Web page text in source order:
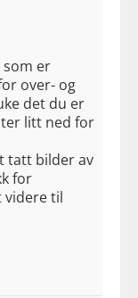
som er
over- og
det du er
litt ned for
tatt bilder av
for
videre til